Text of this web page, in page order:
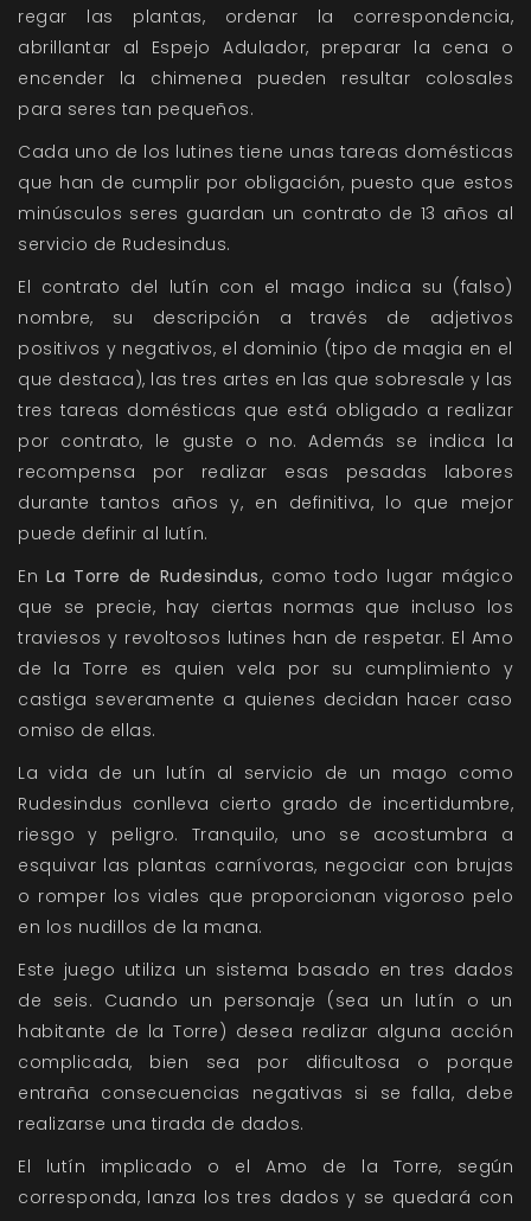
regar las plantas, ordenar la correspondencia,
abrillantar al Espejo Adulador, preparar la cena o
encender la chimenea pueden resultar colosales
para seres tan pequeños.
Cada uno de los lutines tiene unas tareas domésticas
que han de cumplir por obligación, puesto que estos
minúsculos seres guardan un contrato de 13 años al
servicio de Rudesindus.
El contrato del lutín con el mago indica su (falso)
nombre, su descripción a través de adjetivos
positivos y negativos, el dominio (tipo de magia en el
que destaca), las tres artes en las que sobresale y las
tres tareas domésticas que está obligado a realizar
por contrato, le guste o no. Además se indica la
recompensa por realizar esas pesadas labores
durante tantos años y, en definitiva, lo que mejor
puede definir al lutín.
EnLa Torre de Rudesindus, como todo lugar mágico
que se precie, hay ciertas normas que incluso los
traviesos y revoltosos lutines han de respetar. El Amo
de la Torre es quien vela por su cumplimiento y
castiga severamente a quienes decidan hacer caso
omiso de ellas.
La vida de un lutín al servicio de un mago como
Rudesindus conlleva cierto grado de incertidumbre,
riesgo y peligro. Tranquilo, uno se acostumbra a
esquivar las plantas carnívoras, negociar con brujas
o romper los viales que proporcionan vigoroso pelo
en los nudillos de la mana.
Este juego utiliza un sistema basado en tres dados
de seis. Cuando un personaje (sea un lutín o un
habitante de la Torre) desea realizar alguna acción
complicada, bien sea por dificultosa o porque
entraña consecuencias negativas si se falla, debe
realizarse una tirada de dados.
El lutín implicado o el Amo de la Torre, según
corresponda, lanza los tres dados y se quedará con